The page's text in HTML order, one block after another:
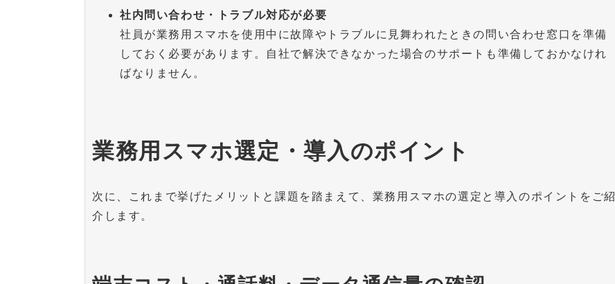
社内問い合わせ・トラブル対応が必要
社員が業務用スマホを使用中に故障やトラブルに見舞われたときの問い合わせ窓口を準備
しておく必要があります。自社で解決できなかった場合のサポートも準備しておかなけれ
ばなりません。
業務用スマホ選定・導入のポイント
次に、これまで挙げたメリットと課題を踏まえて、業務用スマホの選定と導入のポイントをご紹
介します。